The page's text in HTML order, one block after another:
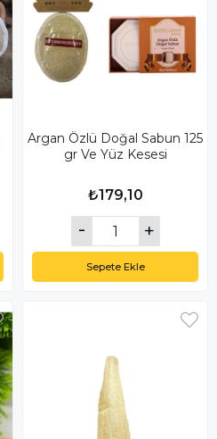
Argan Özlü Doğal Sabun 125
gr Ve Yüz Kesesi
₺179,10
Sepete Ekle